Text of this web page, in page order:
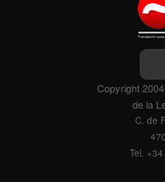
Copyright
de la
C. de
Tel. +34